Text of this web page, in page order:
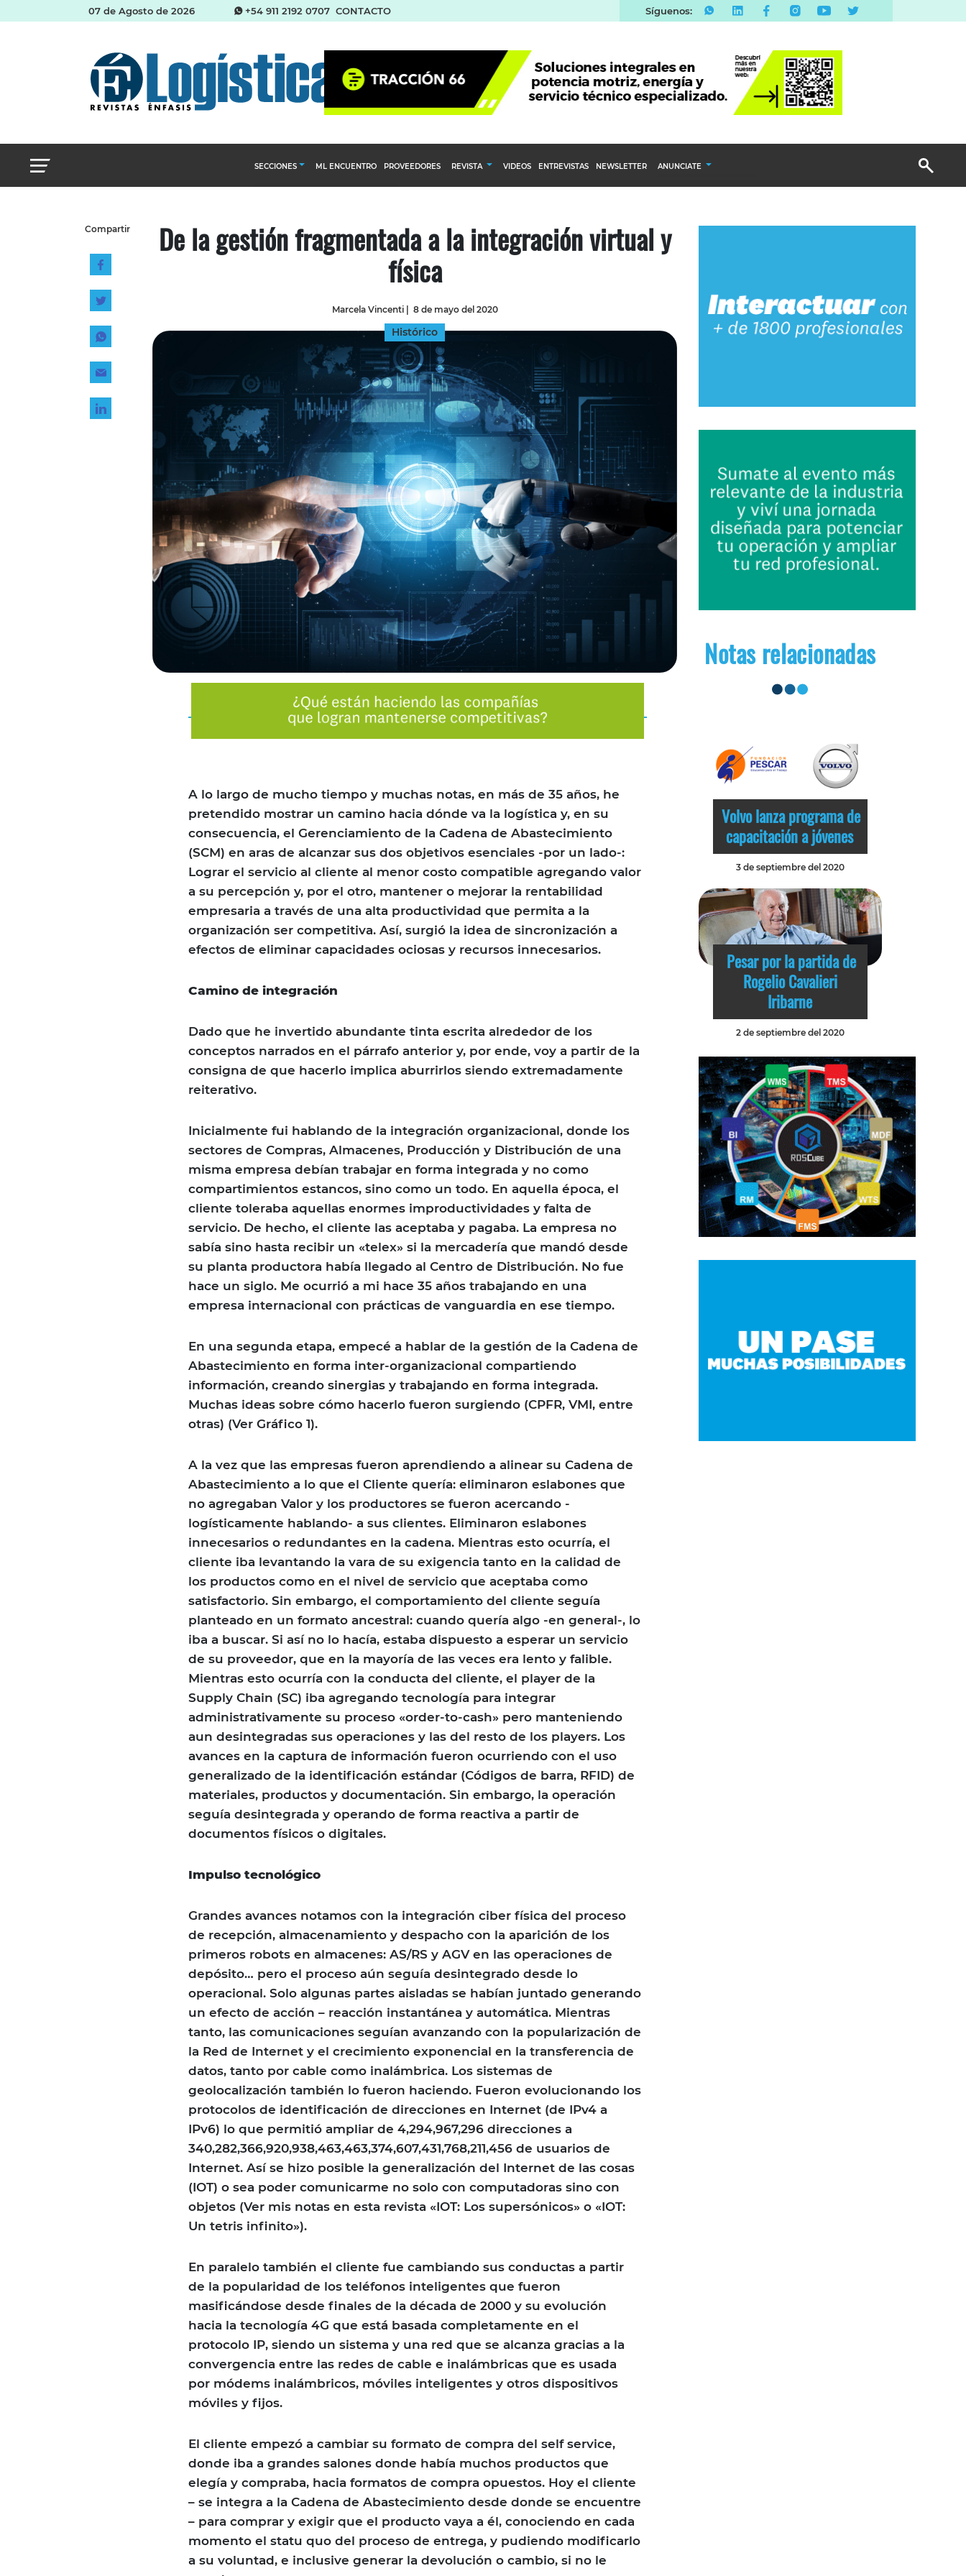
07 de Agosto de 2026 +54 911 2192 0707 CONTACTO Síguenos:
SECCIONES
Almacenes e inventarios
Tecnología
Transporte
ML ENCUENTRO PROVEEDORES REVISTA
INGRESAR
SUSCRÍBASE
VIDEOS ENTREVISTAS NEWSLETTER ANUNCIATE
Email Marketing
Compartir De la gestión fragmentada a la integración virtual y
física
Marcela Vincenti| 8 de mayo del 2020
Histórico
A lo largo de mucho tiempo y muchas notas, en más de 35 años, he
pretendido mostrar un camino hacia dónde va la logística y, en su
consecuencia, el Gerenciamiento de la Cadena de Abastecimiento
(SCM) en aras de alcanzar sus dos objetivos esenciales -por un lado-:
Lograr el servicio al cliente al menor costo compatible agregando valor
a su percepción y, por el otro, mantener o mejorar la rentabilidad
empresaria a través de una alta productividad que permita a la
organización ser competitiva. Así, surgió la idea de sincronización a
efectos de eliminar capacidades ociosas y recursos innecesarios.
Camino de integración
Dado que he invertido abundante tinta escrita alrededor de los
conceptos narrados en el párrafo anterior y, por ende, voy a partir de la
consigna de que hacerlo implica aburrirlos siendo extremadamente
reiterativo.
Inicialmente fui hablando de la integración organizacional, donde los
sectores de Compras, Almacenes, Producción y Distribución de una
misma empresa debían trabajar en forma integrada y no como
compartimientos estancos, sino como un todo. En aquella época, el
cliente toleraba aquellas enormes improductividades y falta de
servicio. De hecho, el cliente las aceptaba y pagaba. La empresa no
sabía sino hasta recibir un «telex» si la mercadería que mandó desde
su planta productora había llegado al Centro de Distribución. No fue
hace un siglo. Me ocurrió a mi hace 35 años trabajando en una
empresa internacional con prácticas de vanguardia en ese tiempo.
En una segunda etapa, empecé a hablar de la gestión de la Cadena de
Abastecimiento en forma inter-organizacional compartiendo
información, creando sinergias y trabajando en forma integrada.
Muchas ideas sobre cómo hacerlo fueron surgiendo (CPFR, VMI, entre
otras) (Ver Gráfico 1).
A la vez que las empresas fueron aprendiendo a alinear su Cadena de
Abastecimiento a lo que el Cliente quería: eliminaron eslabones que
no agregaban Valor y los productores se fueron acercando -
logísticamente hablando- a sus clientes. Eliminaron eslabones
innecesarios o redundantes en la cadena. Mientras esto ocurría, el
cliente iba levantando la vara de su exigencia tanto en la calidad de
los productos como en el nivel de servicio que aceptaba como
satisfactorio. Sin embargo, el comportamiento del cliente seguía
planteado en un formato ancestral: cuando quería algo -en general-, lo
iba a buscar. Si así no lo hacía, estaba dispuesto a esperar un servicio
de su proveedor, que en la mayoría de las veces era lento y falible.
Mientras esto ocurría con la conducta del cliente, el player de la
Supply Chain (SC) iba agregando tecnología para integrar
administrativamente su proceso «order-to-cash» pero manteniendo
aun desintegradas sus operaciones y las del resto de los players. Los
avances en la captura de información fueron ocurriendo con el uso
generalizado de la identificación estándar (Códigos de barra, RFID) de
materiales, productos y documentación. Sin embargo, la operación
seguía desintegrada y operando de forma reactiva a partir de
documentos físicos o digitales.
Impulso tecnológico
Grandes avances notamos con la integración ciber física del proceso
de recepción, almacenamiento y despacho con la aparición de los
primeros robots en almacenes: AS/RS y AGV en las operaciones de
depósito… pero el proceso aún seguía desintegrado desde lo
operacional. Solo algunas partes aisladas se habían juntado generando
un efecto de acción – reacción instantánea y automática. Mientras
tanto, las comunicaciones seguían avanzando con la popularización de
la Red de Internet y el crecimiento exponencial en la transferencia de
datos, tanto por cable como inalámbrica. Los sistemas de
geolocalización también lo fueron haciendo. Fueron evolucionando los
protocolos de identificación de direcciones en Internet (de IPv4 a
IPv6) lo que permitió ampliar de 4,294,967,296 direcciones a
340,282,366,920,938,463,463,374,607,431,768,211,456 de usuarios de
Internet. Así se hizo posible la generalización del Internet de las cosas
(IOT) o sea poder comunicarme no solo con computadoras sino con
objetos (Ver mis notas en esta revista «IOT: Los supersónicos» o «IOT:
Un tetris infinito»).
En paralelo también el cliente fue cambiando sus conductas a partir
de la popularidad de los teléfonos inteligentes que fueron
masificándose desde finales de la década de 2000 y su evolución
hacia la tecnología 4G que está basada completamente en el
protocolo IP, siendo un sistema y una red que se alcanza gracias a la
convergencia entre las redes de cable e inalámbricas que es usada
por módems inalámbricos, móviles inteligentes y otros dispositivos
móviles y fijos.
El cliente empezó a cambiar su formato de compra del self service,
donde iba a grandes salones donde había muchos productos que
elegía y compraba, hacia formatos de compra opuestos. Hoy el cliente
– se integra a la Cadena de Abastecimiento desde donde se encuentre
– para comprar y exigir que el producto vaya a él, conociendo en cada
momento el statu quo del proceso de entrega, y pudiendo modificarlo
a su voluntad, e inclusive generar la devolución o cambio, si no le
Notas relacionadas
Volvo lanza programa de
capacitación a jóvenes
3 de septiembre del 2020
Pesar por la partida de
Rogelio Cavalieri
Iribarne
2 de septiembre del 2020